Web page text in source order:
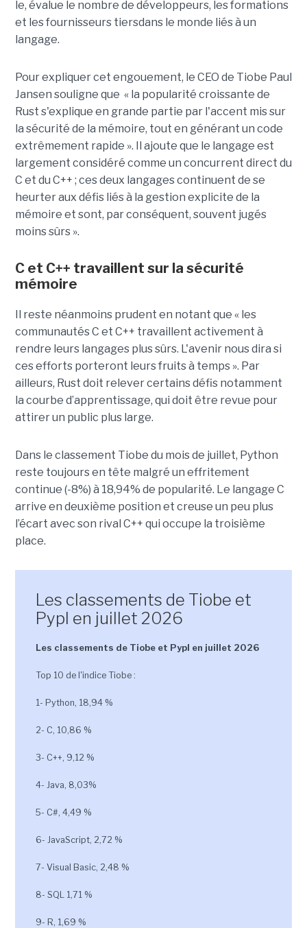
le, évalue le nombre de développeurs, les formations
et les fournisseurs tiersdans le monde liés à un
langage.
Pour expliquer cet engouement, le CEO de Tiobe Paul
Jansen souligne que « la popularité croissante de
Rust s'explique en grande partie par l'accent mis sur
la sécurité de la mémoire, tout en générant un code
extrêmement rapide ». Il ajoute que le langage est
largement considéré comme un concurrent direct du
C et du C++ ; ces deux langages continuent de se
heurter aux défis liés à la gestion explicite de la
mémoire et sont, par conséquent, souvent jugés
moins sûrs ».
C et C++ travaillent sur la sécurité
mémoire
Il reste néanmoins prudent en notant que « les
communautés C et C++ travaillent activement à
rendre leurs langages plus sûrs. L'avenir nous dira si
ces efforts porteront leurs fruits à temps ». Par
ailleurs, Rust doit relever certains défis notamment
la courbe d’apprentissage, qui doit être revue pour
attirer un public plus large.
Dans le classement Tiobe du mois de juillet, Python
reste toujours en tête malgré un effritement
continue (-8%) à 18,94% de popularité. Le langage C
arrive en deuxième position et creuse un peu plus
l’écart avec son rival C++ qui occupe la troisième
place.
Les classements de Tiobe et
Pypl en juillet 2026
Les classements de Tiobe et Pypl en juillet 2026
Top 10 de l'indice Tiobe :
1- Python, 18,94 %
2- C, 10,86 %
3- C++, 9,12 %
4- Java, 8,03%
5- C#, 4,49 %
6- JavaScript, 2,72 %
7- Visual Basic, 2,48 %
8- SQL 1,71 %
9- R, 1,69 %